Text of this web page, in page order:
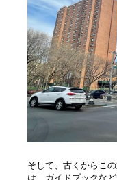
そして、古くからこ
は、ガイドブックな